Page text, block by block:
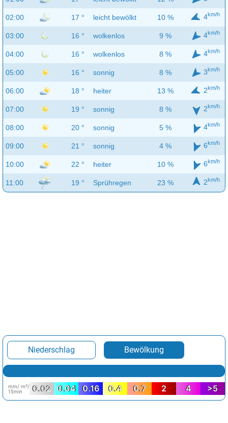
02:00 17 ° leicht bewölkt 10 % 4km/h
03:00 16 ° wolkenlos 9 % 4km/h
04:00 16 ° wolkenlos 8 % 4km/h
05:00 16 ° sonnig 8 % 3km/h
06:00 18 ° heiter 13 % 2km/h
07:00 19 ° sonnig 8 % 2km/h
08:00 20 ° sonnig 5 % 4km/h
09:00 21 ° sonnig 4 % 6km/h
10:00 22 ° heiter 10 % 6km/h
11:00 19 ° Sprühregen 23 % 2km/h
Niederschlag Bewölkung
mm/ m²/
15min
0.02 0.04 0.16 0.4 0.7 2 4 >5